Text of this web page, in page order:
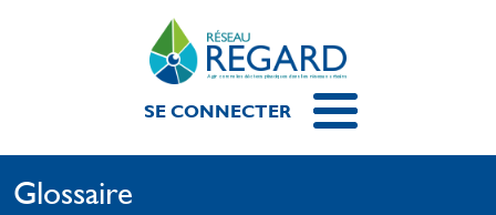
Aller au contenu principal
Menu du compte de l'utilisateur
SE CONNECTER
Glossaire